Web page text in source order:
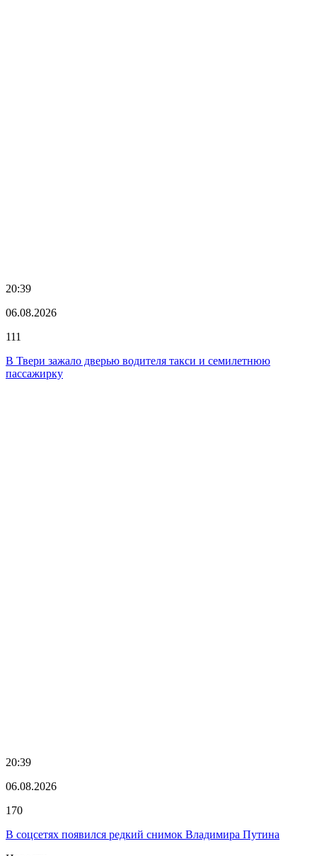
20:39
06.08.2026
111
В Твери зажало дверью водителя такси и семилетнюю
пассажирку
20:39
06.08.2026
170
В соцсетях появился редкий снимок Владимира Путина